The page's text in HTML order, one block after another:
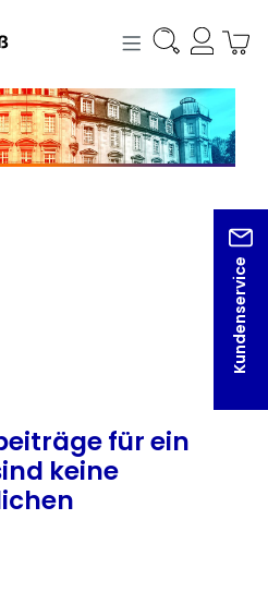
Kundenservice
für ein
keine